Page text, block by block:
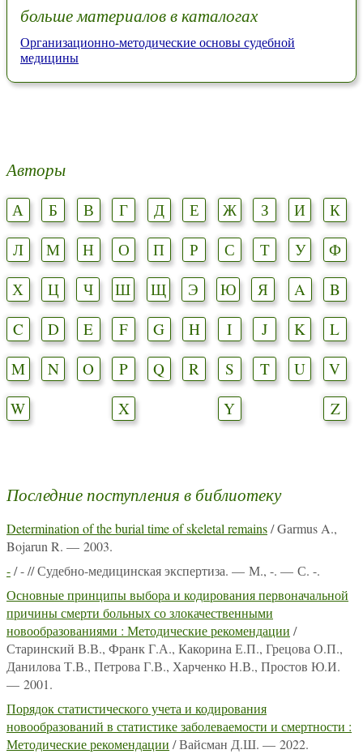
больше материалов в каталогах
Организационно-методические основы судебной
медицины
Авторы
А Б В Г Д Е Ж З И
К
Л
М Н О П Р С Т У
Ф
Х
Ц Ч Ш Щ Э Ю Я A
B
C
D E F G H I J K
L
M
N O P Q R S T U
V
W
X Y Z
Последние поступления в библиотеку
Determination of the burial time of skeletal remains/ Garmus A.,
Bojarun R. — 2003.
-/ - // Судебно-медицинская экспертиза. — М., -. — С. -.
Основные принципы выбора и кодирования первоначальной
причины смерти больных со злокачественными
новообразованиями : Методические рекомендации /
Старинский В.В., Франк Г.А., Какорина Е.П., Грецова О.П.,
Данилова Т.В., Петрова Г.В., Харченко Н.В., Простов Ю.И.
— 2001.
Порядок статистического учета и кодирования
новообразований в статистике заболеваемости и смертности :
Методические рекомендации / Вайсман Д.Ш. — 2022.